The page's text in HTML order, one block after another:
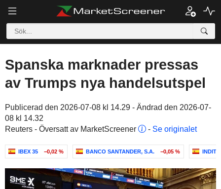
Spanska marknader pressas
av Trumps nya handelsutspel
Publicerad den 2026-07-08 kl 14.29 - Ändrad den 2026-07-
08 kl 14.32
Reuters - Översatt av MarketScreener
- Se originalet
IBEX 35 −0,02 % BANCO SANTANDER, S.A. −0,05 %